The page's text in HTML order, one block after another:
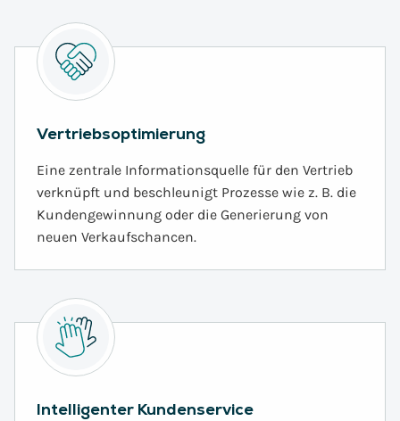
Vertriebsoptimierung
Eine zentrale Informationsquelle für den Vertrieb
verknüpft und beschleunigt Prozesse wie z. B. die
Kundengewinnung oder die Generierung von
neuen Verkaufschancen.
Intelligenter Kundenservice